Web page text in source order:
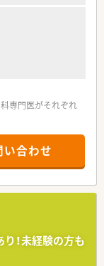
専門医がそれぞれ
店舗薬局以上を経
とスキルアップに
る会社なので、幅
スキルアップも図れ
い合わせ
！未経験の方も